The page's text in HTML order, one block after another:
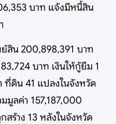
บาท แจ้งมีหนี้สิน
สิน 200,898,391 บาท
บาท เงินให้กู้ยืม 1
ที่ดิน 41 แปลงในจังหวัด
มูลค่า 157,187,000
สร้าง 13 หลังในจังหวัด